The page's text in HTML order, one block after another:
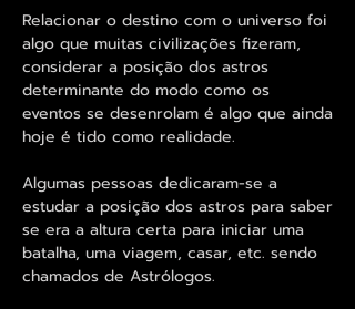
Relacionar o destino com o universo foi
algo que muitas civilizações fizeram,
considerar a posição dos astros
determinante do modo como os
eventos se desenrolam é algo que ainda
hoje é tido como realidade.
Algumas pessoas dedicaram-se a
estudar a posição dos astros para saber
se era a altura certa para iniciar uma
batalha, uma viagem, casar, etc. sendo
chamados de Astrólogos.